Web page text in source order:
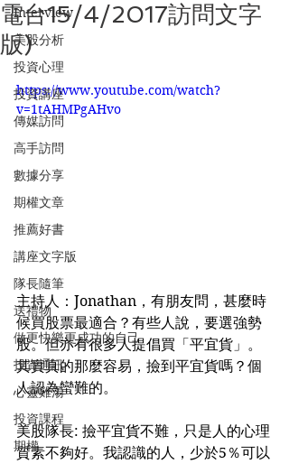
Interview
美股分析
投資心理
投資講座
傳媒訪問
高手訪問
數據分享
期權文章
推薦好書
講座文字版
隊長隨筆
送禮物
做更快樂更成功的自己
投資通訊
心靈雞湯
投資課程
期權
電台15/4/2017訪問文字
版)
https://www.youtube.com/watch?
v=1tAHMPgAHvo
主持人：Jonathan，有朋友問，甚麼時
候買股票最適合？有些人說，要選強勢
股。但亦有很多人提倡買「平宜貨」。
其實真的那麼容易，撿到平宜貨嗎？個
人認為蠻難的。
美股隊長: 撿平宜貨不難，只是人的心理
質素不夠好。我認識的人，少於5％可以